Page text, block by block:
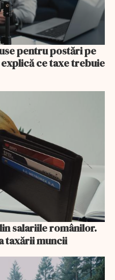
pentru postări pe
ce taxe trebuie
taxării muncii